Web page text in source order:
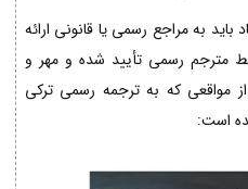
باید به مراجع رسمی یا قانونی ارائه
مترجم رسمی تأیید شده و مهر و
مواقعی که به ترجمه رسمی ترکی
است: